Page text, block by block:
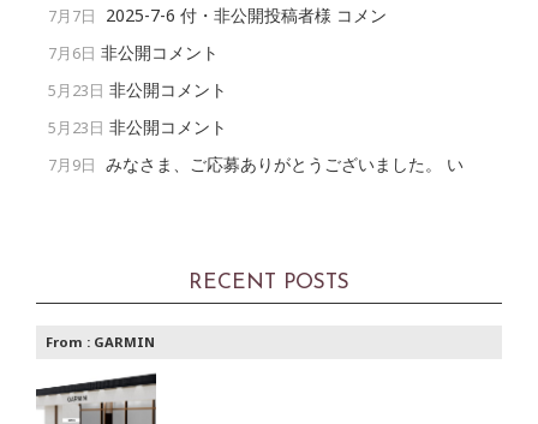
7月7日 2025-7-6 付・非公開投稿者様 コメン
7月6日 非公開コメント
5月23日 非公開コメント
5月23日 非公開コメント
7月9日 みなさま、ご応募ありがとうございました。 い
RECENT POSTS
From : GARMIN